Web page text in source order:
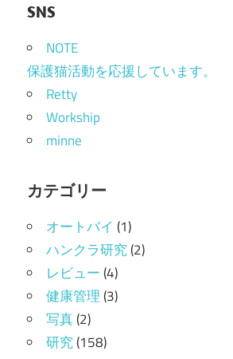
SNS
NOTE
保護猫活動を応援しています。
Retty
Workship
minne
カテゴリー
オートバイ (1)
ハンクラ研究(2)
レビュー(4)
健康管理(3)
写真(2)
研究(158)